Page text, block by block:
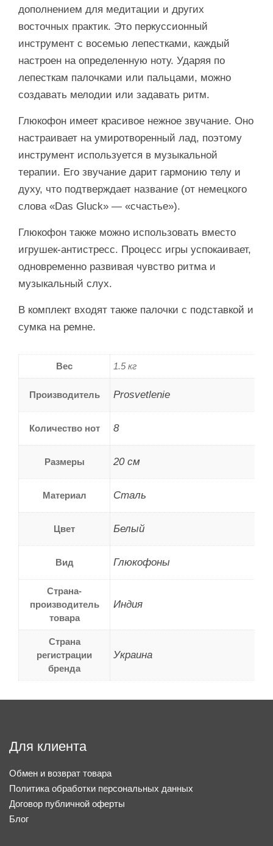
дополнением для медитации и других
восточных практик. Это перкуссионный
инструмент с восемью лепестками, каждый
настроен на определенную ноту. Ударяя по
лепесткам палочками или пальцами, можно
создавать мелодии или задавать ритм.
Глюкофон имеет красивое нежное звучание. Оно
настраивает на умиротворенный лад, поэтому
инструмент используется в музыкальной
терапии. Его звучание дарит гармонию телу и
духу, что подтверждает название (от немецкого
слова «Das Gluck» — «счастье»).
Глюкофон также можно использовать вместо
игрушек-антистресс. Процесс игры успокаивает,
одновременно развивая чувство ритма и
музыкальный слух.
В комплект входят также палочки с подставкой и
сумка на ремне.
Вес 1.5 кг
Производитель Prosvetlenie
Количество нот 8
Размеры 20 см
Материал Сталь
Цвет Белый
Вид Глюкофоны
Страна-
производитель
товара
Индия
Страна
регистрации
бренда
Украина
Для клиента
Обмен и возврат товара
Политика обработки персональных данных
Договор публичной оферты
Блог